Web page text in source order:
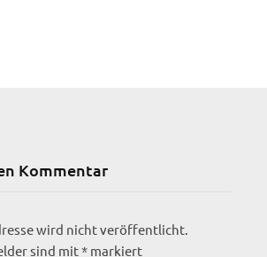
Kommentar
wird nicht veröffentlicht.
sind mit* markiert